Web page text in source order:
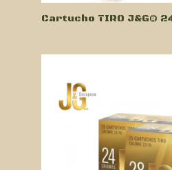
Cartucho TIRO J&G®